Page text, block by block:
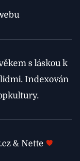
s láskou k
Indexován
& Nette